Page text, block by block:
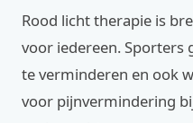
Rood licht therapie is
voor iedereen. Sporters
te verminderen en ook
voor pijnvermindering